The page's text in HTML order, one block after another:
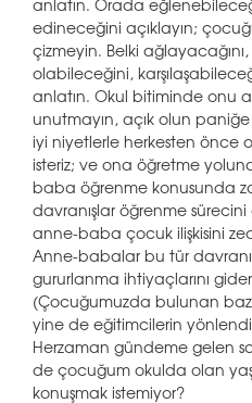
anlatın. Orada
edineceğini açıklayın;
çizmeyin. Belki
olabileceğini,
anlatın. Okul bitiminde onu
unutmayın, açık olun paniğe
iyi niyetlerle herkesten önce
isteriz; ve ona öğretme
baba öğrenme konusunda
davranışlar öğrenme
anne-baba çocuk ilişkisini
Anne-babalar bu tür
gururlanma ihtiyaçlarını
(Çocuğumuzda bulunan
yine de eğitimcilerin
Herzaman gündeme gelen
de çocuğum okulda olan
konuşmak istemiyor?